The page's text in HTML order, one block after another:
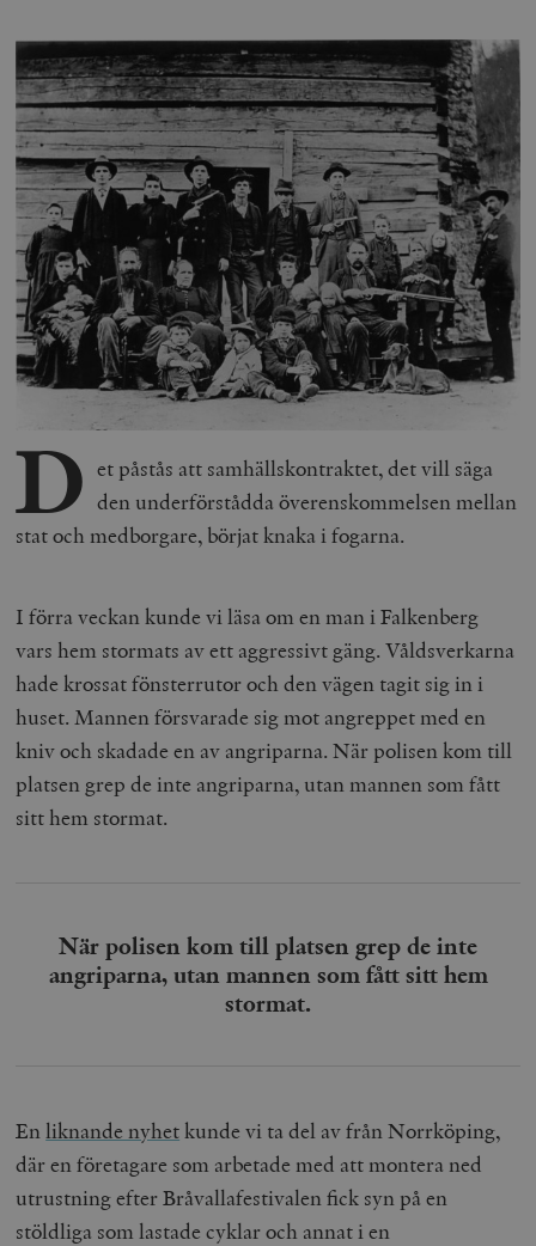
D et påstås att samhällskontraktet, det vill säga
den underförstådda överenskommelsen mellan
stat och medborgare, börjat knaka i fogarna.
I förra veckan kunde vi läsa om en man i Falkenberg
vars hem stormats av ett aggressivt gäng. Våldsverkarna
hade krossat fönsterrutor och den vägen tagit sig in i
huset. Mannen försvarade sig mot angreppet med en
kniv och skadade en av angriparna. När polisen kom till
platsen grep de inte angriparna, utan mannen som fått
sitt hem stormat.
När polisen kom till platsen grep de inte
angriparna, utan mannen som fått sitt hem
stormat.
Enliknande nyhetkunde vi ta del av från Norrköping,
där en företagare som arbetade med att montera ned
utrustning efter Bråvallafestivalen fick syn på en
stöldliga som lastade cyklar och annat i en